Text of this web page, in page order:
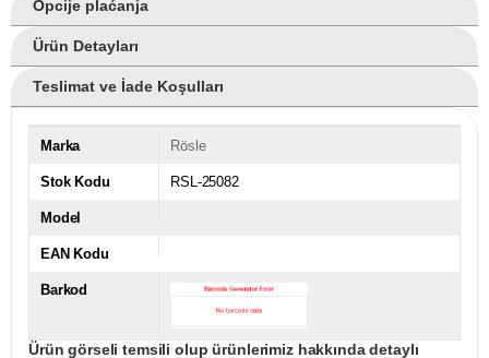
Opcije plaćanja
Ürün Detayları
Teslimat ve İade Koşulları
Marka Rösle
Stok Kodu RSL-25082
Model
EAN Kodu
Barkod
Ürün görseli temsili olup ürünlerimiz hakkında detaylı